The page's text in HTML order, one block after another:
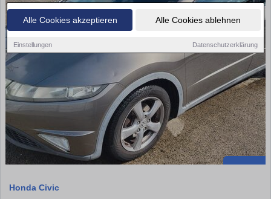
Alle Cookies akzeptieren Alle Cookies ablehnen
Einstellungen Datenschutzerklärung
Honda Civic